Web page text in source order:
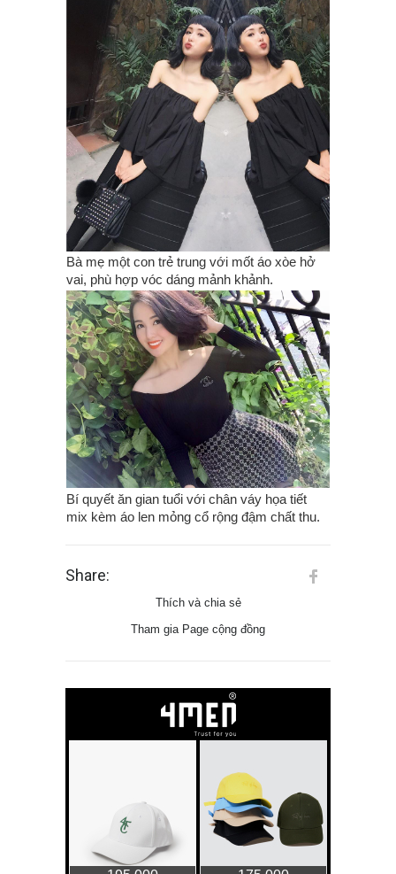
Bà mẹ một con trẻ trung với mốt áo xòe hở
vai, phù hợp vóc dáng mảnh khảnh.
Bí quyết ăn gian tuổi với chân váy họa tiết
mix kèm áo len mỏng cổ rộng đậm chất thu.
Share:
Thích và chia sẻ
Tham gia Page cộng đồng